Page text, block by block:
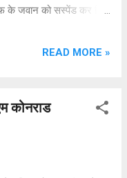
के जवान को सस्पेंड कर दिया
के साथ छेड़छाड़ शुरू कर
राइफल लिए हुए महिला
की प्राइवेसी को ध्यान में
READ MORE »
कोनराड